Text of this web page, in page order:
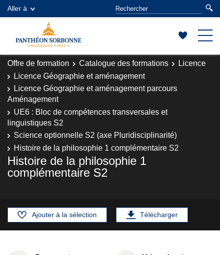
Aller à
Offre de formation Catalogue des formations
Licence
Licence Géographie et aménagement
Licence Géographie et aménagement parcours
Aménagement
UE6 : Bloc de compétences transversales et
linguistiques S2
Science optionnelle S2 (axe Pluridisciplinarité)
Histoire de la philosophie 1 complémentaire S2
Histoire de la philosophie 1
complémentaire S2
Ajouter à la sélection Télécharger